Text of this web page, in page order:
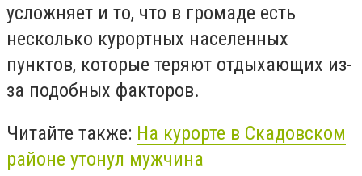
усложняет и то, что в громаде есть
несколько курортных населенных
пунктов, которые теряют отдыхающих из-
за подобных факторов.
Читайте также: На курорте в Скадовском
районе утонул мужчина